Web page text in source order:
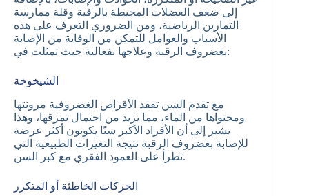
إلى ضعف العضلات المحيطة بالرقبة وقلة ممارسة
التمارين الرياضية، ومن الضروري التعرف على هذه
الأسباب والعوامل للتمكن من الوقاية من الإصابة
بغضروف الرقبة وعلاجها بفعالية حيث تمثلت في:
الشيخوخة
مع تقدم السن تفقد الأقراص الغضروفية مرونتها
ومحتواها من الماء، مما يزيد من احتمال تمزقها، وهذا
يشير إلى أن الأفراد الأكبر سنًا يكونون أكثر عرضة
للإصابة بغضروف الرقبة نتيجة التغيرات الطبيعية التي
تطرأ على العمود الفقري مع كبر السن.
الحركات الخاطئة أو المتكرر